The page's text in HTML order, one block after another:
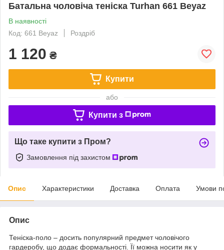
Батальна чоловіча теніска Turhan 661 Beyaz
В наявності
Код: 661 Beyaz
Роздріб
1 120 ₴
Купити
або
Купити з
Що таке купити з Пром?
Замовлення під захистом
Опис Характеристики Доставка Оплата Умови
Опис
Теніска-поло – досить популярний предмет чоловічого
гардеробу, що додає формальності. Її можна носити як у